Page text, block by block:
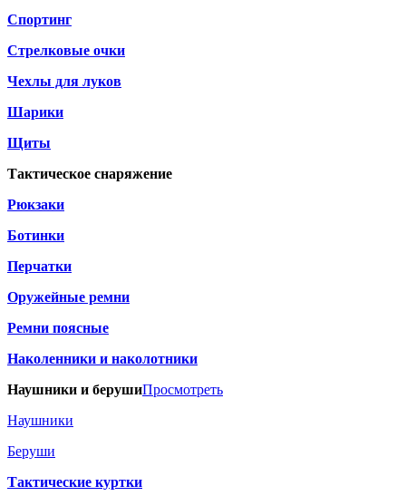
Спортинг
Стрелковые очки
Чехлы для луков
Шарики
Щиты
Тактическое снаряжение
Рюкзаки
Ботинки
Перчатки
Оружейные ремни
Ремни поясные
Наколенники и наколотники
Наушники и берушиПросмотреть
Наушники
Беруши
Тактические куртки